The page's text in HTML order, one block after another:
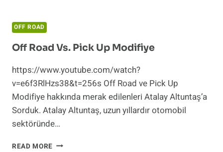
OFF ROAD
Off Road Vs. Pick Up Modifiye
https://www.youtube.com/watch?
v=e6f3RlHzs38&t=256s Off Road ve Pick Up
Modifiye hakkında merak edilenleri Atalay Altuntaş’a
Sorduk. Atalay Altuntaş, uzun yıllardır otomobil
sektöründe…
READ MORE OFF